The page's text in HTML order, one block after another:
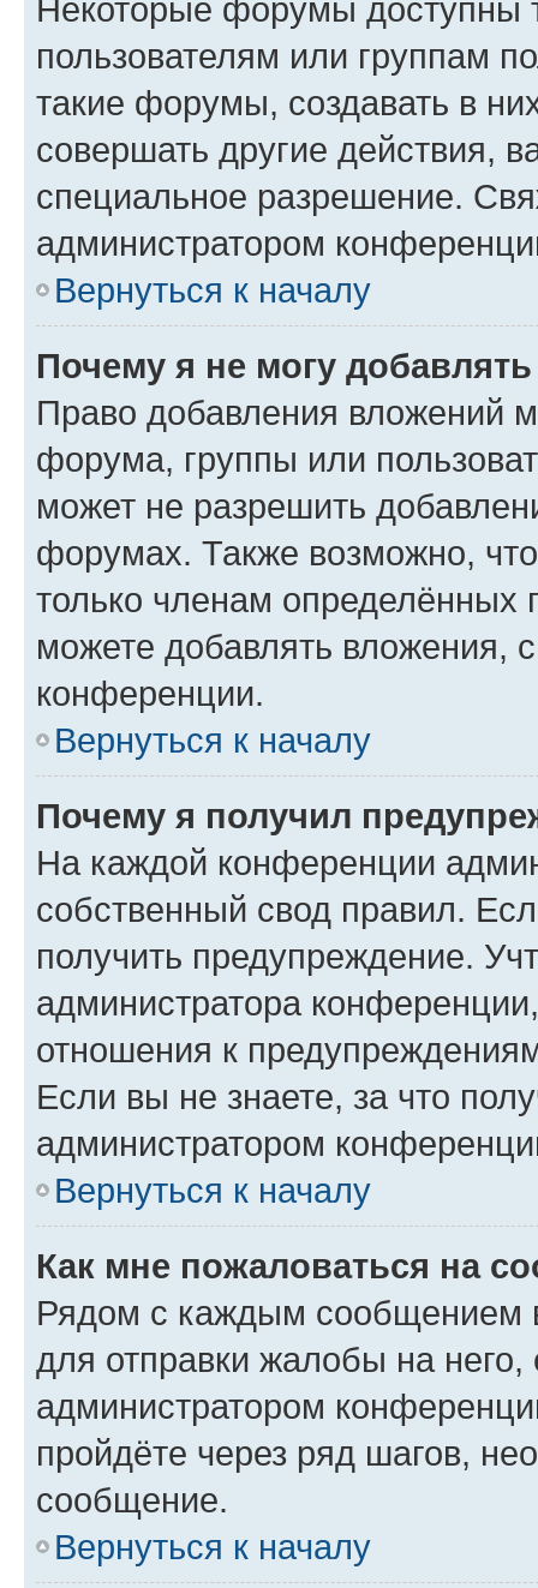
Некоторые форумы доступны
пользователям или группам
такие форумы, создавать в
совершать другие действия,
специальное разрешение.
администратором
Вернуться к началу
Почему я не могу
Право добавления вложений
форума, группы или
может не разрешить
форумах. Также возможно,
только членам определённых
можете добавлять вложения,
конференции.
Вернуться к началу
Почему я получил
На каждой конференции
собственный свод правил.
получить предупреждение.
администратора
отношения к
Если вы не знаете, за что
администратором
Вернуться к началу
Как мне пожаловаться на
Рядом с каждым сообщением
для отправки жалобы на
администратором
пройдёте через ряд шагов,
сообщение.
Вернуться к началу